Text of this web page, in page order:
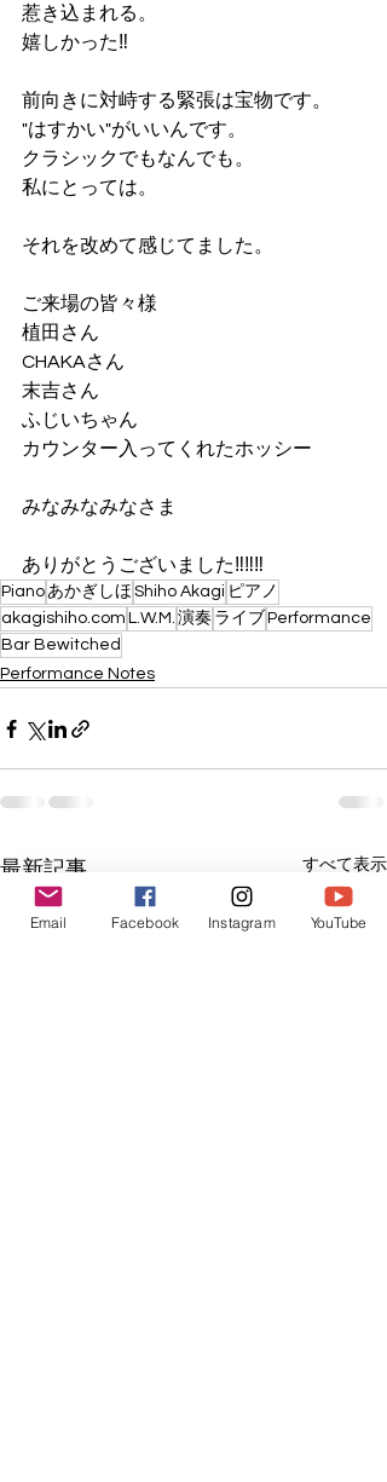
惹き込まれる。
嬉しかった‼️
前向きに対峙する緊張は宝物です。
"はすかい"がいいんです。
クラシックでもなんでも。
私にとっては。
それを改めて感じてました。
ご来場の皆々様
植田さん
CHAKAさん
末吉さん
ふじいちゃん
カウンター入ってくれたホッシー
みなみなみなさま
ありがとうございました‼️‼️‼️
Pianoあかぎしほ Shiho Akagi ピアノ
akagishiho.com L.W.M. 演奏 ライブ Performance
Bar Bewitched
Performance Notes
最新記事 すべて表示
Email Facebook Instagram YouTube